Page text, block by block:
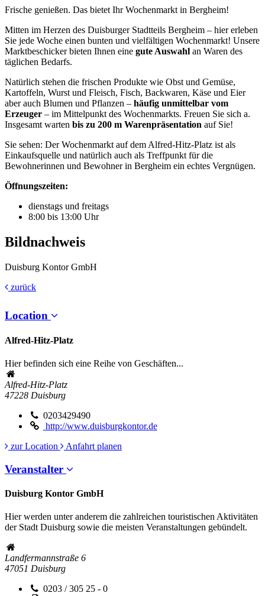
Frische genießen. Das bietet Ihr Wochenmarkt in Bergheim!
Mitten im Herzen des Duisburger Stadtteils Bergheim – hier erleben
Sie jede Woche einen bunten und vielfältigen Wochenmarkt! Unsere
Marktbeschicker bieten Ihnen eine gute Auswahl an Waren des
täglichen Bedarfs.
Natürlich stehen die frischen Produkte wie Obst und Gemüse,
Kartoffeln, Wurst und Fleisch, Fisch, Backwaren, Käse und Eier
aber auch Blumen und Pflanzen – häufig unmittelbar vom
Erzeuger – im Mittelpunkt des Wochenmarkts. Freuen Sie sich a.
Insgesamt warten bis zu 200 m Warenpräsentation auf Sie!
Sie sehen: Der Wochenmarkt auf dem Alfred-Hitz-Platz ist als
Einkaufsquelle und natürlich auch als Treffpunkt für die
Bewohnerinnen und Bewohner in Bergheim ein echtes Vergnügen.
Öffnungszeiten:
dienstags und freitags
8:00 bis 13:00 Uhr
Bildnachweis
Duisburg Kontor GmbH
zurück
Location
Alfred-Hitz-Platz
Hier befinden sich eine Reihe von Geschäften...
Alfred-Hitz-Platz
47228 Duisburg
0203429490
http://www.duisburgkontor.de
zur Location
Anfahrt planen
Veranstalter
Duisburg Kontor GmbH
Hier werden unter anderem die zahlreichen touristischen Aktivitäten
der Stadt Duisburg sowie die meisten Veranstaltungen gebündelt.
Landfermannstraße 6
47051 Duisburg
0203 / 305 25 - 0